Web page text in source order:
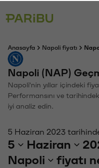
Anasayfa Napoli fiyatı
Napoli (NAP)
Napoli'nin yıllar içindeki
Performansını ve
iyi analiz edin.
5 Haziran 2023
5 Haziran
Napoli
fiyatı